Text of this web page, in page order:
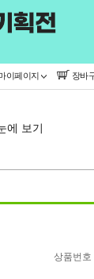
이페이지 장바
에 보기
상품번호